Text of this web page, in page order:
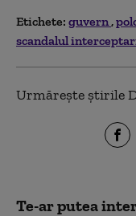
Etichete: guvern
scandalul
Urmărește știrile
Te-ar putea